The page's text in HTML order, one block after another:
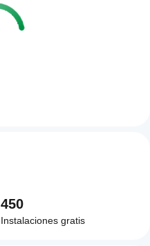
450
Instalaciones gratis